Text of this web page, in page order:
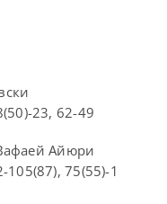
23, 62-49
Айюри
105(87), 75(55)-1